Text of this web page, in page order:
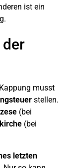
ist ein
musst
stellen.
(bei
(bei
letzten